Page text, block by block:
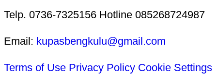
Telp. 0736-7325156 Hotline 085268724987
Email: kupasbengkulu@gmail.com
Terms of Use Privacy Policy Cookie Settings